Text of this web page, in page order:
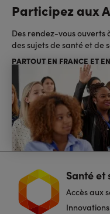
Participez aux
Des rendez-vous
des sujets de santé et de
PARTOUT EN FRANCE ET
Navigation
de
page
Santé et
Accès aux
Innovations